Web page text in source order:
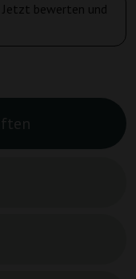
Jetzt bewerten und